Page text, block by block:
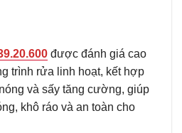
được đánh giá cao
trình rửa linh hoạt, kết hợp
và sấy tăng cường, giúp
khô ráo và an toàn cho